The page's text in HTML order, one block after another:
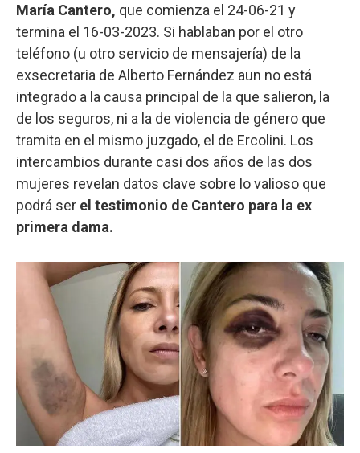
María Cantero, que comienza el 24-06-21 y
termina el 16-03-2023. Si hablaban por el otro
teléfono (u otro servicio de mensajería) de la
exsecretaria de Alberto Fernández aun no está
integrado a la causa principal de la que salieron, la
de los seguros, ni a la de violencia de género que
tramita en el mismo juzgado, el de Ercolini. Los
intercambios durante casi dos años de las dos
mujeres revelan datos clave sobre lo valioso que
podrá ser el testimonio de Cantero para la ex
primera dama.